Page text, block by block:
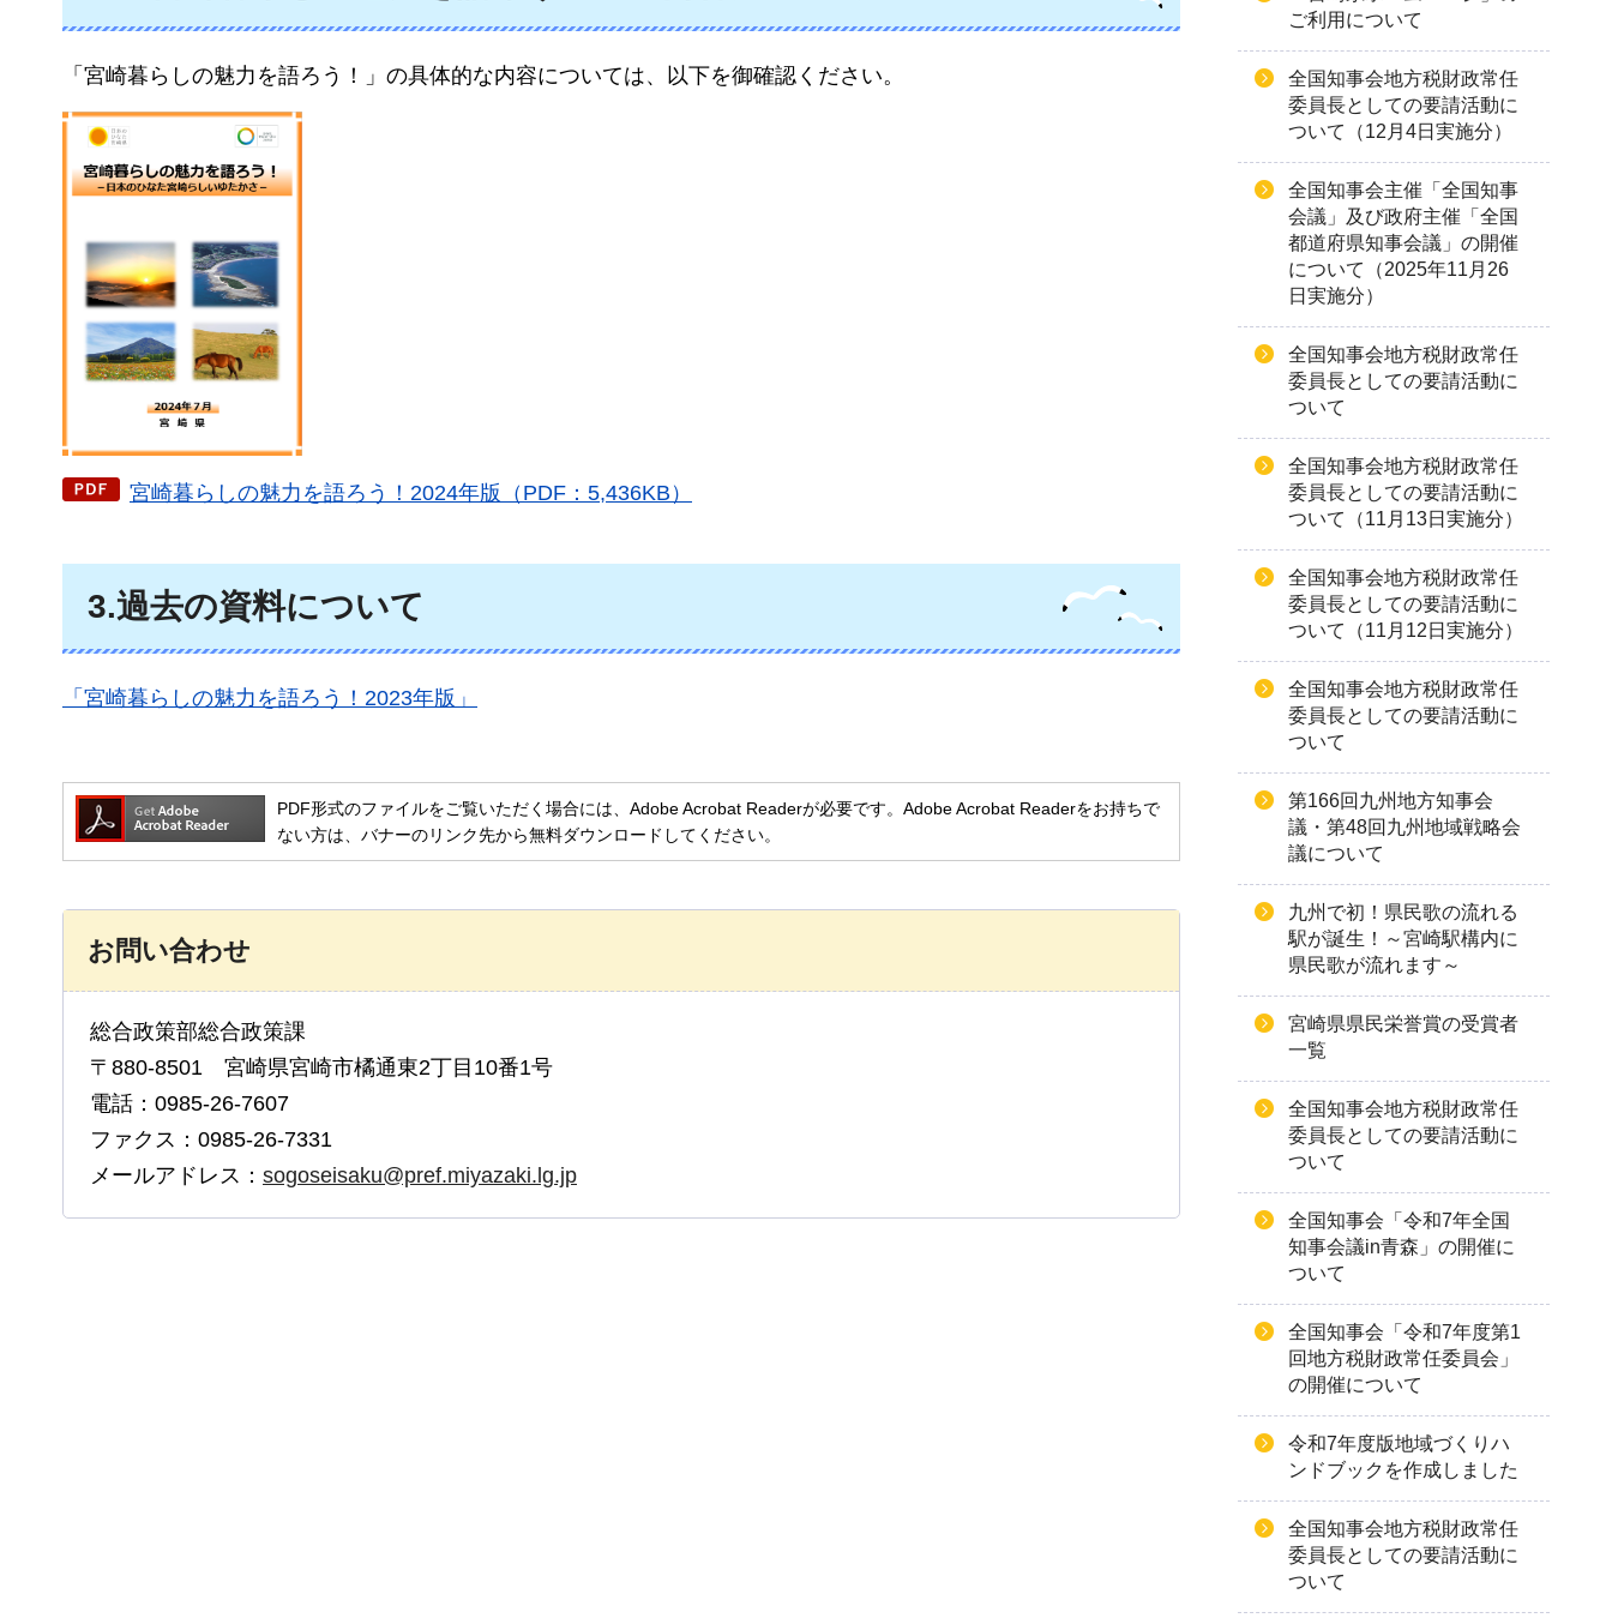
「宮崎暮らしの魅力を語ろう！」の具体的な内容については、以下を御確認ください。
宮崎暮らしの魅力を語ろう！2024年版（PDF：5,436KB）
3.過去の資料について
「宮崎暮らしの魅力を語ろう！2023年版」
PDF形式のファイルをご覧いただく場合には、Adobe Acrobat Readerが必要です。Adobe Acrobat Readerをお持ちで
ない方は、バナーのリンク先から無料ダウンロードしてください。
お問い合わせ
総合政策部総合政策課
〒880-8501 宮崎県宮崎市橘通東2丁目10番1号
電話：0985-26-7607
ファクス：0985-26-7331
メールアドレス： sogoseisaku@pref.miyazaki.lg.jp
ご利用について
全国知事会地方税財政常任
委員長としての要請活動に
ついて（12月4日実施分）
全国知事会主催「全国知事
会議」及び政府主催「全国
都道府県知事会議」の開催
について（2025年11月26
日実施分）
全国知事会地方税財政常任
委員長としての要請活動に
ついて
全国知事会地方税財政常任
委員長としての要請活動に
ついて（11月13日実施分）
全国知事会地方税財政常任
委員長としての要請活動に
ついて（11月12日実施分）
全国知事会地方税財政常任
委員長としての要請活動に
ついて
第166回九州地方知事会
議・第48回九州地域戦略会
議について
九州で初！県民歌の流れる
駅が誕生！～宮崎駅構内に
県民歌が流れます～
宮崎県県民栄誉賞の受賞者
一覧
全国知事会地方税財政常任
委員長としての要請活動に
ついて
全国知事会「令和7年全国
知事会議in青森」の開催に
ついて
全国知事会「令和7年度第1
回地方税財政常任委員会」
の開催について
令和7年度版地域づくりハ
ンドブックを作成しました
全国知事会地方税財政常任
委員長としての要請活動に
ついて